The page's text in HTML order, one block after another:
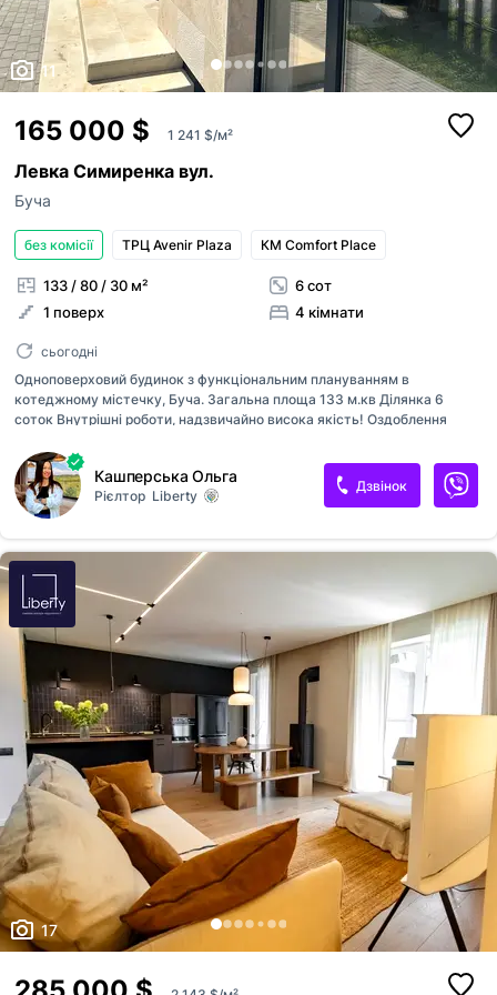
11
165 000 $ 1 241 $/м²
Левка Симиренка вул.
Буча
без комісії ТРЦ Avenir Plaza КМ Comfort Place
133 / 80 / 30 м²
1 поверх
6 сот
4 кімнати
сьогодні
Одноповерховий будинок з функціональним плануванням в
котеджному містечку, Буча. Загальна площа 133 м.кв Ділянка 6
соток Внутрішні роботи, надзвичайно висока якість! Оздоблення
два просторі санвузли; - Простора вітальня з кухнею-студією; -
великі сучасні вікна до підлоги- - на ділянці достатньо простору для
створення власного саду з дитячим майданчиком та зони барбекю. -
крита тераса площею 22 кв м - передбачена стоянка для двох
автомобілів на ділянці біля будинку. У Будинку зроблено: *чистове
оздоблення стін (штукатурка + мульти фініш), * Професійне
розведення електрики 90 точок * розведена та підключена
сигналізація * розве...
Кашперська Ольга
Рієлтор Liberty
Дзвінок
17